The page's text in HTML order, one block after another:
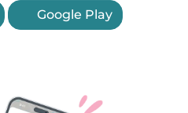
Google Play